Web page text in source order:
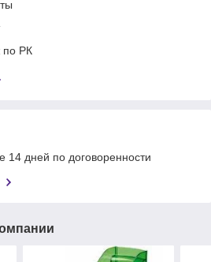
по РК
14 дней по договоренности